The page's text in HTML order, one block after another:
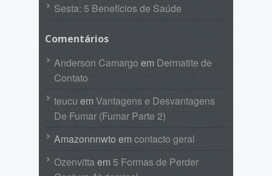
Sesta: 5 Benefícios de Saúde
Comentários
Anderson Camargo em Dermatite de
Contato
teucu em Vantagens e Desvantagens
De Fumar (Fumar Parte 2)
Amazonnnwto emcontacto geral
Ozenvittaem 5 Formas de Perder